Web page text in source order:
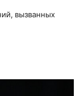
вызванных